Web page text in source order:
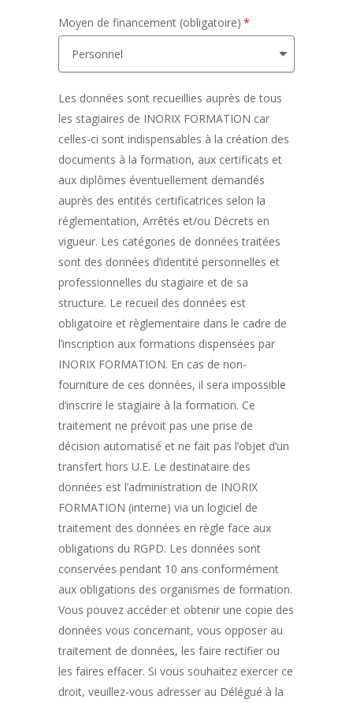
Moyen de financement (obligatoire)
Les données sont recueillies auprès de tous
les stagiaires de INORIX FORMATION car
celles-ci sont indispensables à la création des
documents à la formation, aux certificats et
aux diplômes éventuellement demandés
auprès des entités certificatrices selon la
réglementation, Arrêtés et/ou Décrets en
vigueur. Les catégories de données traitées
sont des données d’identité personnelles et
professionnelles du stagiaire et de sa
structure. Le recueil des données est
obligatoire et règlementaire dans le cadre de
l’inscription aux formations dispensées par
INORIX FORMATION. En cas de non-
fourniture de ces données, il sera impossible
d’inscrire le stagiaire à la formation. Ce
traitement ne prévoit pas une prise de
décision automatisé et ne fait pas l’objet d’un
transfert hors U.E. Le destinataire des
données est l’administration de INORIX
FORMATION (interne) via un logiciel de
traitement des données en règle face aux
obligations du RGPD. Les données sont
conservées pendant 10 ans conformément
aux obligations des organismes de formation.
Vous pouvez accéder et obtenir une copie des
données vous concernant, vous opposer au
traitement de données, les faire rectifier ou
les faires effacer. Si vous souhaitez exercer ce
droit, veuillez-vous adresser au Délégué à la